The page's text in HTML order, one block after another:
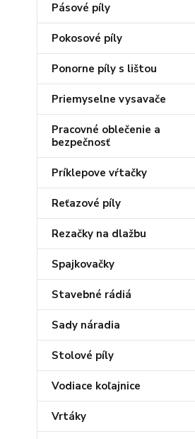
Pásové píly
Pokosové píly
Ponorne píly s lištou
Priemyselne vysavače
Pracovné oblečenie a
bezpečnosť
Príklepove vŕtačky
Reťazové píly
Rezačky na dlažbu
Spajkovačky
Stavebné rádiá
Sady náradia
Stolové píly
Vodiace koľajnice
Vrtáky